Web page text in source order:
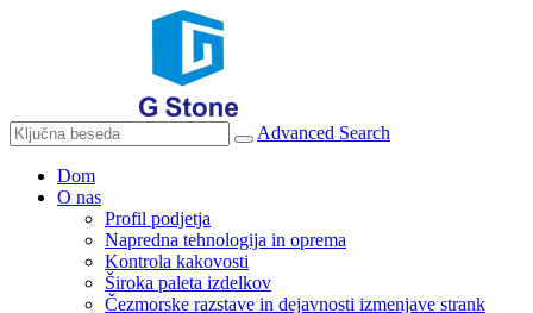
Advanced Search
Dom
O nas
Profil podjetja
Napredna tehnologija in oprema
Kontrola kakovosti
Široka paleta izdelkov
Čezmorske razstave in dejavnosti izmenjave strank